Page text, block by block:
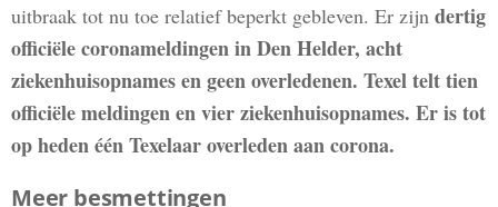
uitbraak tot nu toe relatief beperkt gebleven. Er zijn dertig
officiële coronameldingen in Den Helder, acht
ziekenhuisopnames en geen overledenen. Texel telt tien
officiële meldingen en vier ziekenhuisopnames. Er is tot
op heden één Texelaar overleden aan corona.
Meer besmettingen